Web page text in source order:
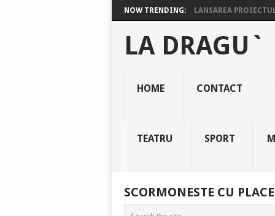
NOW TRENDING: LANSAREA
LA DRAGU`
HOME CONTACT
TEATRU SPORT
SCORMONESTE CU